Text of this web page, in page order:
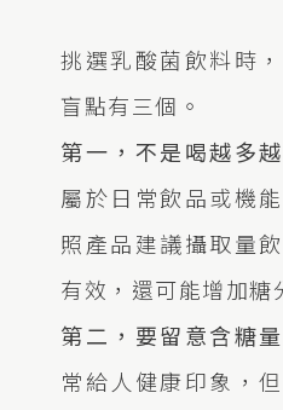
挑選乳酸菌飲料時
盲點有三個。
第一，不是喝越多越
屬於日常飲品或機
照產品建議攝取量
有效，還可能增加糖
第二，要留意含糖
常給人健康印象，